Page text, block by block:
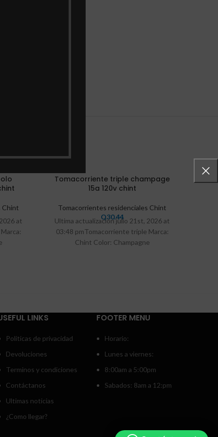
Chint
at
Tomacorriente triple champage
15a 120v chint
Tomacorrientes residenciales Chint
Q30.44
Ultima actualización julio 21st, 2026 at
03:48 pmTomacorriente triple Marca:
Chint Color: Champagne
LINKS
Politicas de privacidad
Devoluciones
Terminos y condiciones
Contáctanos
Ultimas noticias
¿Como llegar?
FOOTER MENU
Horario:
Lunes a viernes:
8:00am a 5:00pm
Sabados: 8am a 12:pm